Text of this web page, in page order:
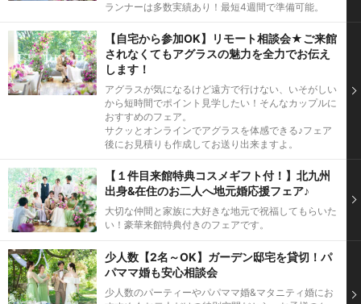
ランナーは多数実績あり！最短4週間で準備可能。
【自宅から参加OK】リモート相談会★ご来館
されなくてもアグラスの魅力を全力でお伝え
します！
アグラスが気になるけど遠方で行けない、いそがしい
から短時間でポイント見学したい！そんなカップルに
おすすめのフェア。
サクッとオンラインでアグラスを体感できる♪フェア
後にお見積りも作成してお送り出来ますよ。
【１件目来館特典コスメギフト付！】北九州
出身&在住のお二人へ地元婚応援フェア♪
大切な仲間と家族に大好きな地元で祝福してもらいた
い！豪華来館特典付きのフェアです。
少人数【2名～OK】ガーデン邸宅を貸切！パ
パママ婚も安心相談会
少人数のパーティーやパパママ婚&マタニティ婚にお